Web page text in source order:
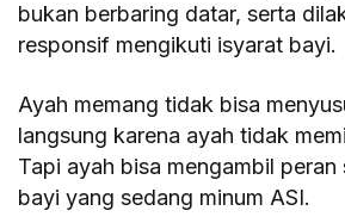
bukan berbaring datar, serta
responsif mengikuti isyarat bayi.
Ayah memang tidak bisa
langsung karena ayah tidak
Tapi ayah bisa mengambil peran
bayi yang sedang minum ASI.